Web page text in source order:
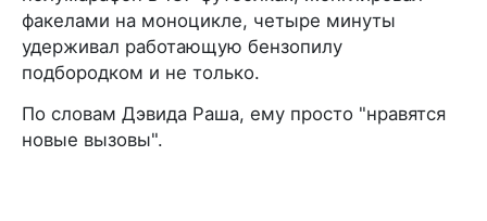
факелами на моноцикле, четыре минуты
удерживал работающую бензопилу
подбородком и не только.
По словам Дэвида Раша, ему просто "нравятся
новые вызовы".